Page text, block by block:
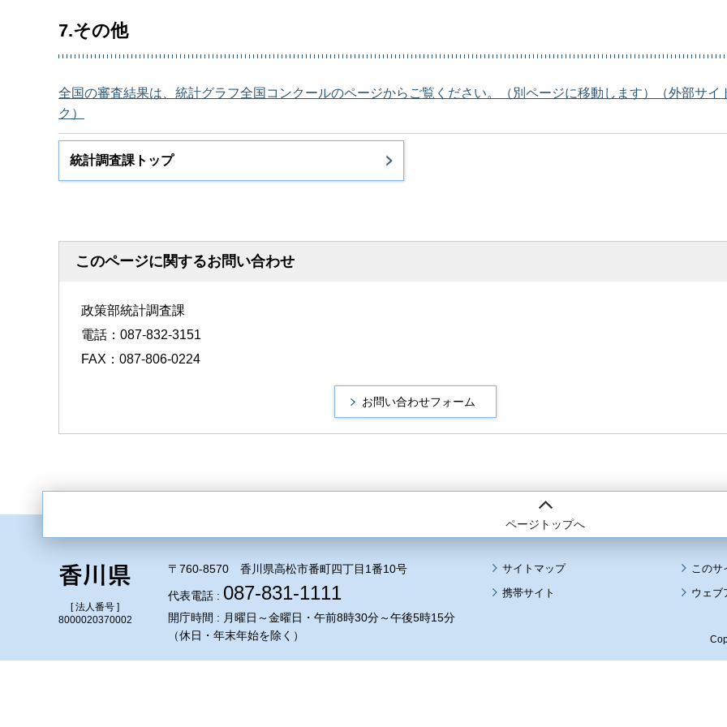
7.その他
全国の審査結果は、統計グラフ全国コンクールのページからご覧ください。（別ページに移動します）（外部サイ
ク）
統計調査課トップ
このページに関するお問い合わせ
政策部統計調査課
電話：087-832-3151
FAX：087-806-0224
ページトップへ
[ 法人番号 ]
8000020370002
〒760-8570 香川県高松市番町四丁目1番10号
代表電話 : 087-831-1111
開庁時間 : 月曜日～金曜日・午前8時30分～午後5時15分
（休日・年末年始を除く）
サイトマップ
このサ
携帯サイト
ウェブ